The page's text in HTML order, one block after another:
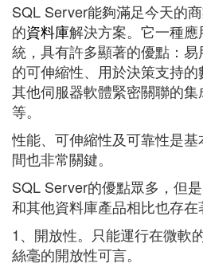
SQL Server能夠滿足今天的
的資料庫解決方案。它一種
統，具有許多顯著的優點：
的可伸縮性、用於決策支持
其他伺服器軟體緊密關聯的
等。
性能、可伸縮性及可靠性是
間也非常關鍵。
SQL Server的優點眾多，但
和其他資料庫產品相比也存在
1、開放性。只能運行在微軟
絲毫的開放性可言。